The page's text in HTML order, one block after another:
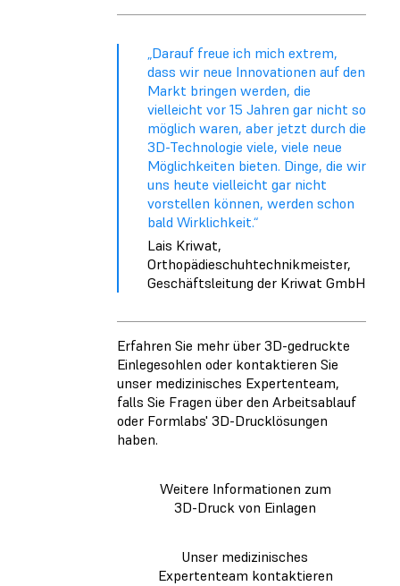
„Darauf freue ich mich extrem,
dass wir neue Innovationen auf den
Markt bringen werden, die
vielleicht vor 15 Jahren gar nicht so
möglich waren, aber jetzt durch die
3D-Technologie viele, viele neue
Möglichkeiten bieten. Dinge, die wir
uns heute vielleicht gar nicht
vorstellen können, werden schon
bald Wirklichkeit.“
Lais Kriwat,
Orthopädieschuhtechnikmeister,
Geschäftsleitung der Kriwat GmbH
Erfahren Sie mehr über 3D-gedruckte
Einlegesohlen oder kontaktieren Sie
unser medizinisches Expertenteam,
falls Sie Fragen über den Arbeitsablauf
oder Formlabs' 3D-Drucklösungen
haben.
Weitere Informationen zum
3D-Druck von Einlagen
Unser medizinisches
Expertenteam kontaktieren